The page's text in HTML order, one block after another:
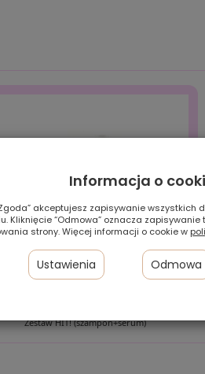
Zestaw HIT! (szampon+serum)
Informacja o
akceptujesz zapisywanie wszystkich
Kliknięcie “Odmowa” oznacza
strony. Więcej informacji o cookie w
Ustawienia Odmowa